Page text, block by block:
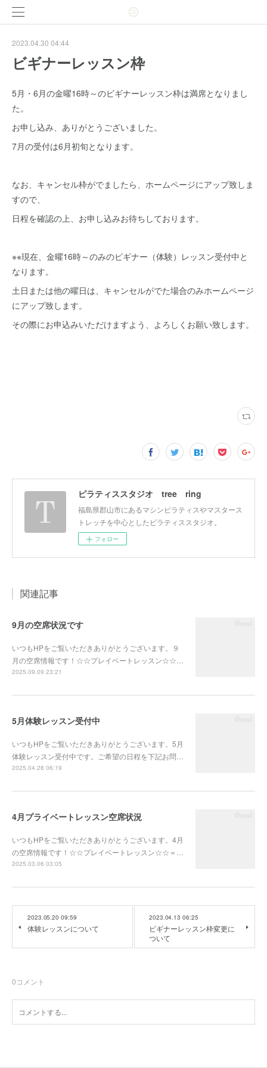
2023.04.30 04:44
ビギナーレッスン枠
5月・6月の金曜16時～のビギナーレッスン枠は満席となりまし
た。
お申し込み、ありがとうございました。
7月の受付は6月初旬となります。
なお、キャンセル枠がでましたら、ホームページにアップ致しま
すので、
日程を確認の上、お申し込みお待ちしております。
※※現在、金曜16時～のみのビギナー（体験）レッスン受付中と
なります。
土日または他の曜日は、キャンセルがでた場合のみホームページ
にアップ致します。
その際にお申込みいただけますよう、よろしくお願い致します。
ピラティススタジオ tree ring
福島県郡山市にあるマシンピラティスやマスタース
トレッチを中心としたピラティススタジオ。
フォロー
関連記事
9月の空席状況です
いつもHPをご覧いただきありがとうございます。９
月の空席情報です！☆☆プレイベートレッスン☆☆…
2025.09.09 23:21
5月体験レッスン受付中
いつもHPをご覧いただきありがとうございます。5月
体験レッスン受付中です。ご希望の日程を下記お問…
2025.04.28 06:19
4月プライベートレッスン空席状況
いつもHPをご覧いただきありがとうございます。4月
の空席情報です！☆☆プレイベートレッスン☆☆＝…
2025.03.06 03:05
2023.05.20 09:59
体験レッスンについて
2023.04.13 06:25
ビギナーレッスン枠変更に
ついて
0コメント